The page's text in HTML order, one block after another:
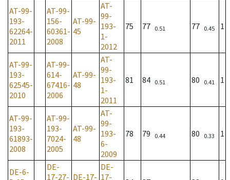
AT-99-
193-
62264-
2011
AT-99-
156-
60361-
2008
AT-99-
45
AT-
99-
193-
1-
2012
75 77 0.51 77 0.45 1
AT-99-
193-
62545-
2010
AT-99-
614-
67416-
2006
AT-99-
48
AT-
99-
193-
1-
2011
81 84 0.51 80 0.41 1
AT-99-
193-
61893-
2008
AT-99-
193-
7024-
2005
AT-99-
48
AT-
99-
193-
6-
2009
78 79 0.44 80 0.33 1
DE-6-
DE-
17-27- DE-17-
DE-
17-